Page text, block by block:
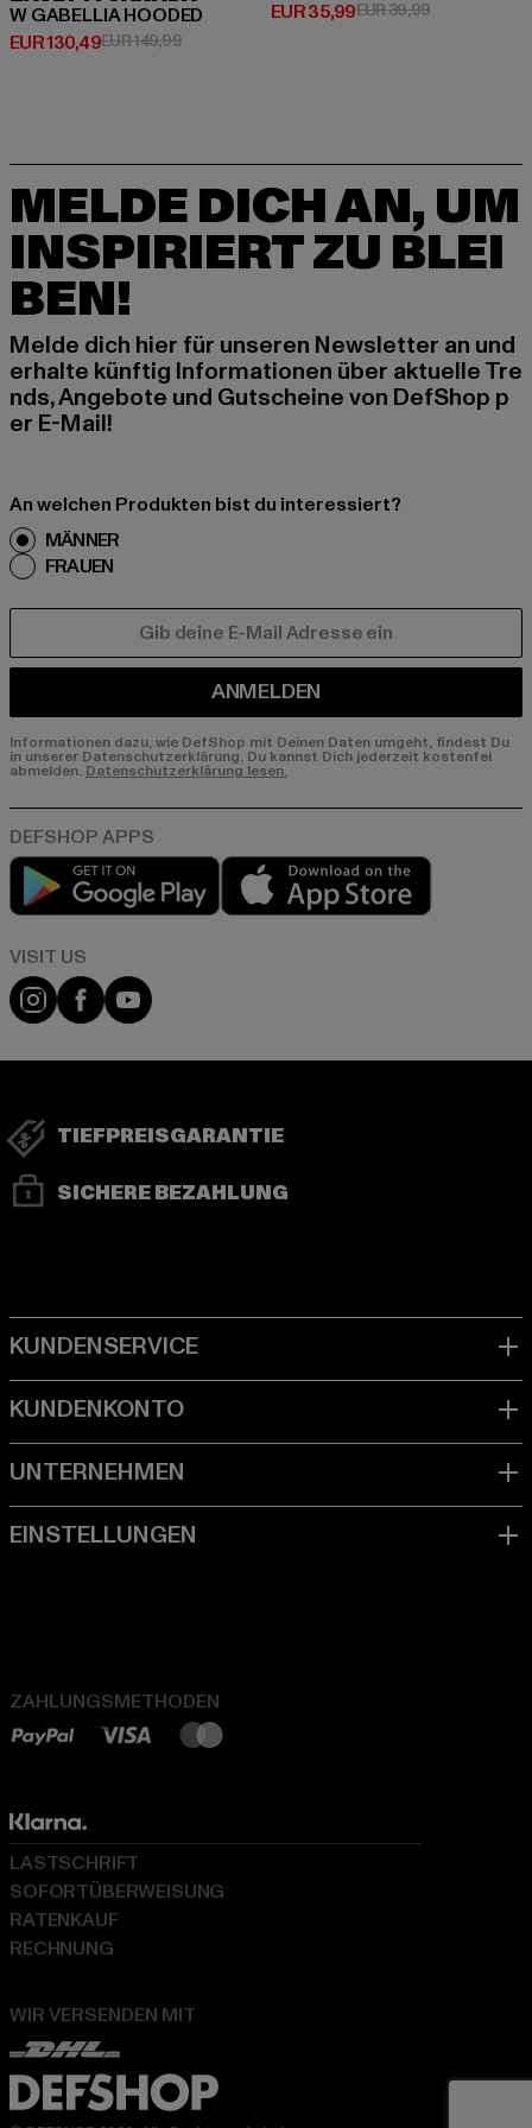
W GABELLIA HOODED
EUR 130,49
Derzeitiger Preis: EUR 130,49
EUR 149,99Aktionspreis: EUR 149,99
EUR 35,99
Derzeitiger Preis: EUR 35,99
EUR 39,99Aktionspreis:
MELDE DICH AN, UM
INSPIRIERT ZU BLEI
BEN!
Melde dich hier für unseren Newsletter an und
erhalte künftig Informationen über aktuelle Tre
nds, Angebote und Gutscheine von DefShop p
er E-Mail!
An welchen Produkten bist du interessiert?
MÄNNER
FRAUEN
ANMELDEN
Informationen dazu, wie DefShop mit Deinen Daten umgeht, findest Du
in unserer Datenschutzerklärung. Du kannst Dich jederzeit kostenfei
abmelden. Datenschutzerklärung lesen.
Play market
Visit our Instagram page:
Visit our Facebook page:
Visit our YouTube channel:
TIEFPREISGARANTIE
SICHERE BEZAHLUNG
ZAHLUNGSMETHODEN
WIR VERSENDEN MIT
LASTSCHRIFT
SOFORTÜBERWEISUNG
RATENKAUF
RECHNUNG